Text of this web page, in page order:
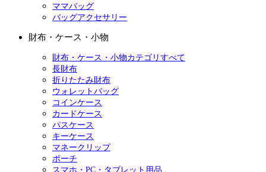
ママバッグ
バッグアクセサリー
財布・ケース・小物
財布・ケース・小物カテゴリすべて
長財布
折りたたみ財布
ウォレットバッグ
コインケース
カードケース
パスケース
キーケース
マネークリップ
ポーチ
スマホ・PC・タブレット用品